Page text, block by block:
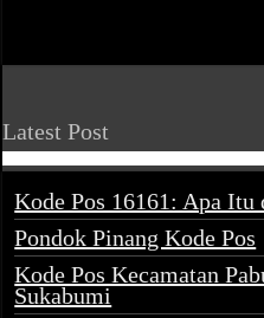
Latest Post
Kode Pos 16161: Apa Itu
Pondok Pinang Kode Pos
Kode Pos Kecamatan
Sukabumi